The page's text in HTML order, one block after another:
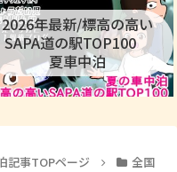
2026年最新/標高の高い
SAPA道の駅TOP100
夏車中泊
記事TOPページ
全国